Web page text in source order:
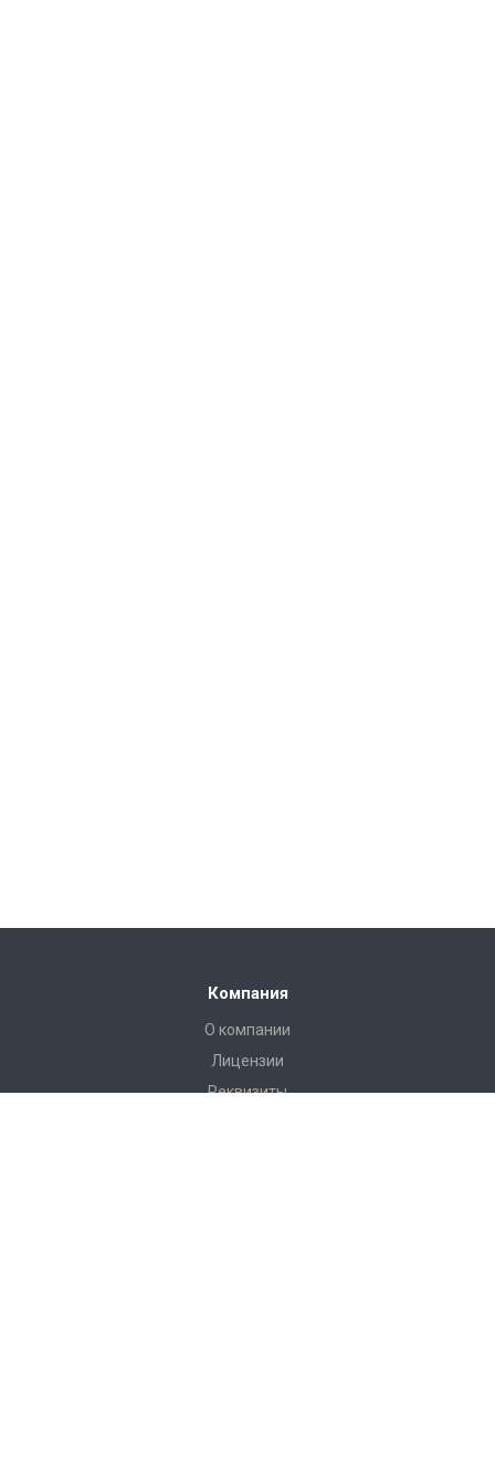
Компания
О компании
Лицензии
Реквизиты